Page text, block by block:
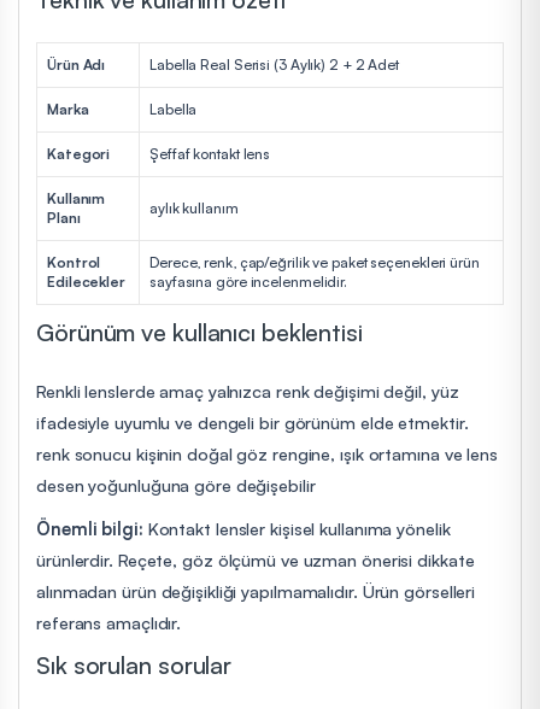
Ürün Adı Labella Real Serisi (3 Aylık) 2 + 2 Adet
Marka Labella
Kategori Şeffaf kontakt lens
Kullanım
Planı
aylık kullanım
Kontrol
Edilecekler
Derece, renk, çap/eğrilik ve paket seçenekleri ürün
sayfasına göre incelenmelidir.
Görünüm ve kullanıcı beklentisi
Renkli lenslerde amaç yalnızca renk değişimi değil, yüz
ifadesiyle uyumlu ve dengeli bir görünüm elde etmektir.
renk sonucu kişinin doğal göz rengine, ışık ortamına ve lens
desen yoğunluğuna göre değişebilir
Önemli bilgi: Kontakt lensler kişisel kullanıma yönelik
ürünlerdir. Reçete, göz ölçümü ve uzman önerisi dikkate
alınmadan ürün değişikliği yapılmamalıdır. Ürün görselleri
referans amaçlıdır.
Sık sorulan sorular